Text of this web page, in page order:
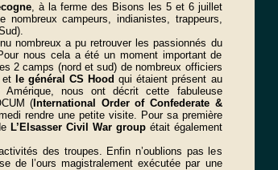
, à la ferme des Bisons les 5 et 6 juillet
nombreux campeurs, indianistes, trappeurs,
nombreux a pu retrouver les passionnés du
nous cela a été un moment important de
2 camps (nord et sud) de nombreux officiers
et le général CS Hoodqui étaient présent au
Amérique, nous ont décrit cette fabuleuse
( International Order of Confederate &
rendre une petite visite. Pour sa première
L’Elsasser Civil War group était également
des troupes. Enfin n’oublions pas les
de l’ours magistralement exécutée par une